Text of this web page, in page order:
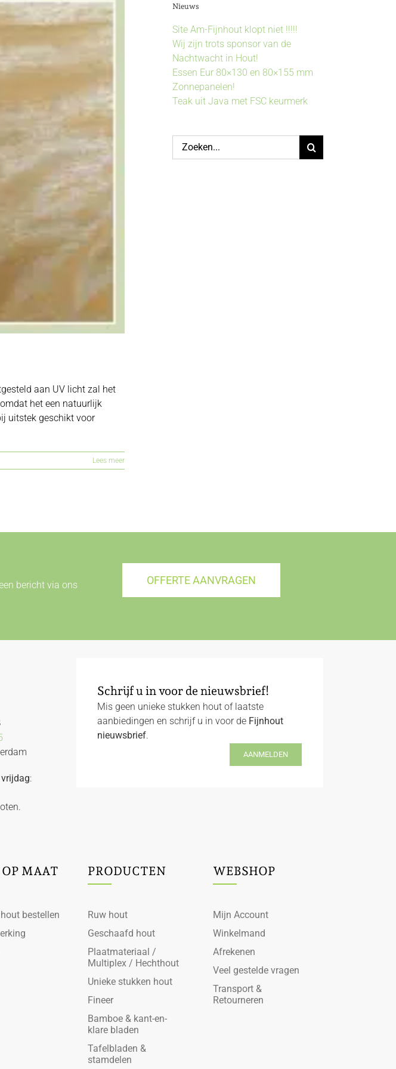
aan UV licht zal het
het een natuurlijk
uitstek geschikt voor
Lees meer
Nieuws
Site Am-Fijnhout klopt niet !!!!!
Wij zijn trots sponsor van de
Nachtwacht in Hout!
Essen Eur 80×130 en 80×155 mm
Zonnepanelen!
Teak uit Java met FSC keurmerk
Zoeken
bericht via ons
OFFERTE AANVRAGEN
:
Schrijf u in voor de nieuwsbrief!
Mis geen unieke stukken hout of laatste
aanbiedingen en schrijf u in voor de Fijnhout
nieuwsbrief.
AANMELDEN
MAAT
bestellen
PRODUCTEN
Ruw hout
Geschaafd hout
Plaatmateriaal /
Multiplex / Hechthout
Unieke stukken hout
Fineer
Bamboe & kant-en-
klare bladen
Tafelbladen &
stamdelen
WEBSHOP
Mijn Account
Winkelmand
Afrekenen
Veel gestelde vragen
Transport &
Retourneren